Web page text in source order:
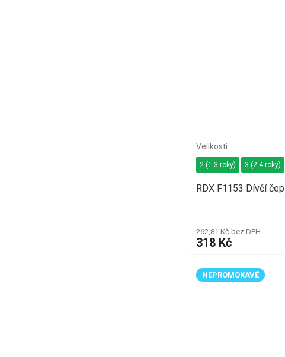
RDX F1153 Dívčí
262,81 Kč bez DPH
318 Kč
2 (1-3 roky) 3 (2-4 roky)
NEPROMOKAVÉ